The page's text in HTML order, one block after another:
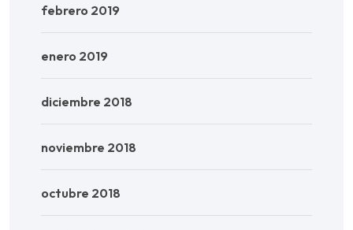
febrero 2019
enero 2019
diciembre 2018
noviembre 2018
octubre 2018